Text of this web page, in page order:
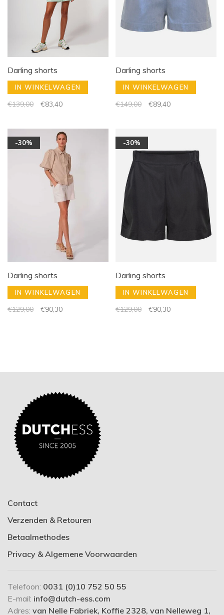
Darling shorts
IN WINKELWAGEN
€139,00 €83,40
Darling shorts
IN WINKELWAGEN
€149,00 €89,40
-30%
Darling shorts
IN WINKELWAGEN
€129,00 €90,30
-30%
Darling shorts
IN WINKELWAGEN
€129,00 €90,30
Contact
Verzenden & Retouren
Betaalmethodes
Privacy & Algemene Voorwaarden
Telefoon: 0031 (0)10 752 50 55
E-mail: info@dutch-ess.com
Adres: van Nelle Fabriek, Koffie 2328, van Nelleweg 1,